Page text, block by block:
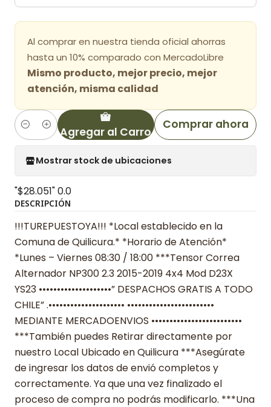
Al comprar en nuestra tienda oficial ahorras
hasta un 10% comparado con MercadoLibre
Mismo producto, mejor precio, mejor
atención, misma calidad
Cantidad Agregar al Carro
Comprar ahora
Mostrar stock de ubicaciones
"$28.051"0.0
DESCRIPCIÓN
!!!TUREPUESTOYA!!! *Local establecido en la
Comuna de Quilicura.* *Horario de Atención*
*Lunes – Viernes 08:30 / 18:00 ***Tensor Correa
Alternador NP300 2.3 2015-2019 4x4 Mod D23X
YS23 ••••••••••••••••••••” DESPACHOS GRATIS A TODO
CHILE” .••••••••••••••••••••• ••••••••••••••••••••••••
MEDIANTE MERCADOENVIOS •••••••••••••••••••••••••
***También puedes Retirar directamente por
nuestro Local Ubicado en Quilicura ***Asegúrate
de ingresar los datos de envió completos y
correctamente. Ya que una vez finalizado el
proceso de compra no podrás modificarlo. ***Una